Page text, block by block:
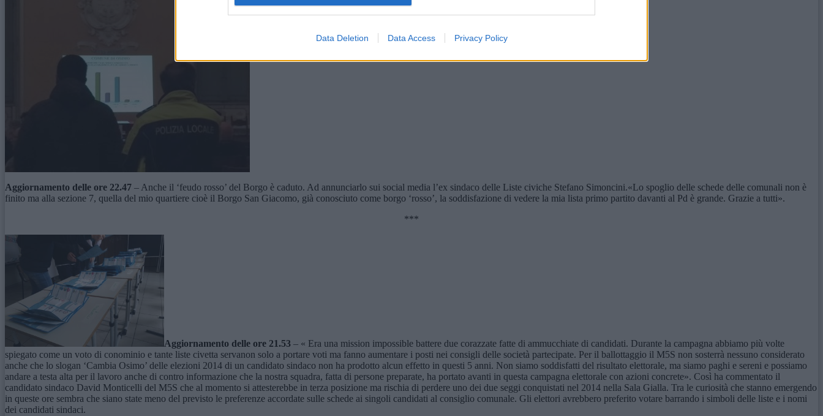
Data Deletion Data Access Privacy Policy
Aggiornamento delle ore 22.47 – Anche il ‘feudo rosso’ del Borgo è caduto. Ad annunciarlo sui social media l’ex sindaco delle Liste civiche Stefano Simoncini.«Lo spoglio delle schede delle comunali non è
finito ma alla sezione 7, quella del mio quartiere cioè il Borgo San Giacomo, già conosciuto come borgo ‘rosso’, la soddisfazione di vedere la mia lista primo partito davanti al Pd è grande. Grazie a tutti».
***
Aggiornamento delle ore 21.53 – « Era una mission impossible battere due corazzate fatte di ammucchiate di candidati. Durante la campagna abbiamo più volte
spiegato come un voto di conominio e tante liste civetta servanon solo a portare voti ma fanno aumentare i posti nei consigli delle società partecipate. Per il ballottaggio il M5S non sosterrà nessuno considerato
anche che lo slogan ‘Cambia Osimo’ delle elezioni 2014 di un candidato sindaco non ha prodotto alcun effetto in questi 5 anni. Non siamo soddisfatti del risultato elettorale, ma siamo paghi e sereni e possiamo
andare a testa alta per il lavoro anche di contro informazione che la nostra squadra, fatta di persone preparate, ha portato avanti in questa campagna elettorale con azioni concrete». Così ha commentato il
candidato sindaco David Monticelli del M5S che al momento si attesterebbe in terza posizione ma rischia di perdere uno dei due seggi conquistati nel 2014 nella Sala Gialla. Tra le curiosità che stanno emergendo
in queste ore sembra che siano state meno del previsto le preferenze accordate sulle schede ai singoli candidati al consiglio comunale. Gli elettori avrebbero preferito votare barrando i simboli delle liste e i nomi
dei candidati sindaci.